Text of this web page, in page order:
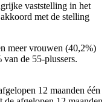
vaststelling in het
met de stelling
meer vrouwen (40,2%)
de 55-plussers.
12 maanden één